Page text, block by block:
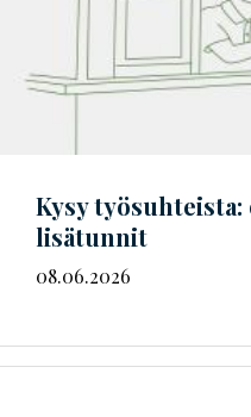
Kysy työsuhteista:
lisätunnit
08.06.2026